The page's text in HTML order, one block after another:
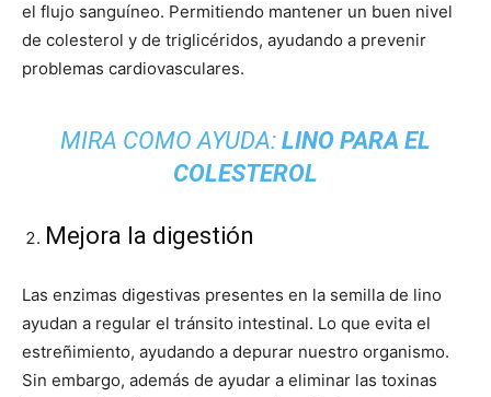
el flujo sanguíneo. Permitiendo mantener un buen nivel
de colesterol y de triglicéridos, ayudando a prevenir
problemas cardiovasculares.
MIRA COMO AYUDA: LINO PARA EL
COLESTEROL
Mejora la digestión
Las enzimas digestivas presentes en la semilla de lino
ayudan a regular el tránsito intestinal. Lo que evita el
estreñimiento, ayudando a depurar nuestro organismo.
Sin embargo, además de ayudar a eliminar las toxinas